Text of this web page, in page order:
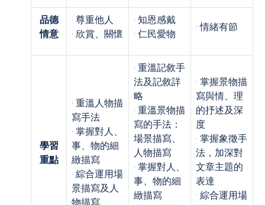
品德
情意
· 尊重他人
· 欣賞、關懷
· 知恩感戴
· 仁民愛物
· 情緒有節
學習
重點
· 重溫人物描
寫手法
· 掌握對人、
事、物的細
緻描寫
· 綜合運用場
景描寫及人
物描寫
· 重溫記敘手
法及記敘詳
略
· 重溫景物描
寫的手法：
場景描寫、
人物描寫
· 掌握對人、
事、物的細
緻描寫
· 掌握景物描
寫與情、理
的抒述及深
度
· 掌握象徵手
法，加深對
文章主題的
表達
· 綜合運用場